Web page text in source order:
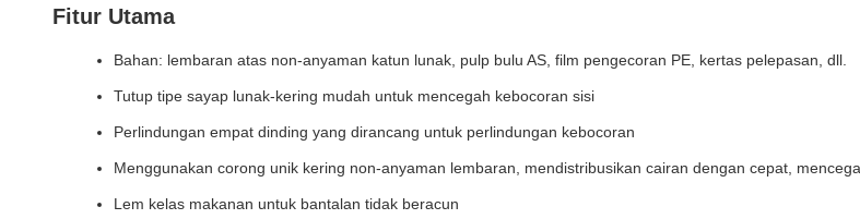
Fitur Utama
Bahan: lembaran atas non-anyaman katun lunak, pulp bulu AS, film pengecoran PE, kertas pelepasan, dll.
Tutup tipe sayap lunak-kering mudah untuk mencegah kebocoran sisi
Perlindungan empat dinding yang dirancang untuk perlindungan kebocoran
Menggunakan corong unik kering non-anyaman lembaran, mendistribusikan cairan dengan cepat,
Lem kelas makanan untuk bantalan tidak beracun